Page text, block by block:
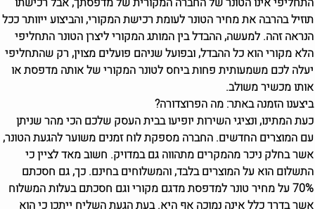
תוזיל בהרבה את מחיר הטונר לעומת רכישת המקורי, והביצוע ייוותר ככל
הנראה זהה. למעשה, ההבדל בין המותג המקורי ליצרן הטונר התחליפי
הלא מקורי הוא כל ההבדל, ובפועל שניהם פועלים מצוין, רק שהתחליפי
יעלה לכם משמעותית פחות ביחס לטונר המקורי של אותה מדפסת או
אותו מכשיר משולב.
ביצענו הזמנה באתר: מה הפרוצדורה?
כעת המתינו, ונציגי השירות יופיעו בבית העסק שלכם הכי מהר שניתן
עם המוצרים החדשים. החברה מספקת לוח זמנים משוער להגעת הטונר,
אשר בחלק ניכר מהמקרים מתהווה גם במדויק. חשוב מאד לציין כי
התשלום הוא על המוצרים בלבד, והמשלוחים בחינם. כך, גם חסכתם
70% על מחיר טונר למדפסת מדגם מקורי וגם חסכתם בעלות המשלוח
אשר בדרך כלל אינה נמוכה אף היא. בעת הגעת השליח ייתכן כי הוא